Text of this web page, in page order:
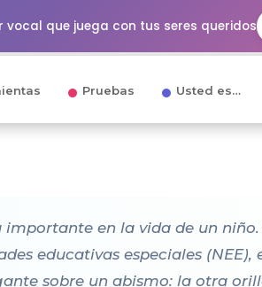
que juega con tus seres queridos
Pruebas Usted es…
en la vida de un
educativas especiales (NEE),
sobre un abismo: la otra